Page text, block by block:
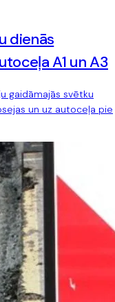
dienās
A1 un A3
gaidāmajās svētku
un uz autoceļa pie